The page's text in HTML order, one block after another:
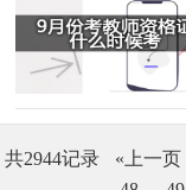
共2944记录 «上一页